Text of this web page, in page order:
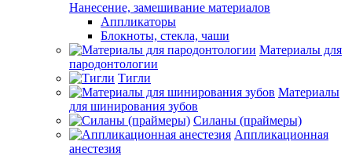
Нанесение, замешивание материалов
Аппликаторы
Блокноты, стекла, чаши
Материалы для
пародонтологии
Тигли
Материалы
для шинирования зубов
Силаны (праймеры)
Аппликационная
анестезия